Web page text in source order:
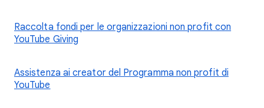
Raccolta fondi per le organizzazioni non profit con
YouTube Giving
Assistenza ai creator del Programma non profit di
YouTube